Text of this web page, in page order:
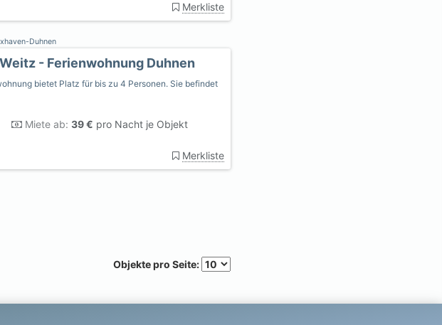
Merkliste
Duhnen
- Ferienwohnung Duhnen
bietet Platz für bis zu 4 Personen. Sie befindet
Miete ab: 39 € pro Nacht je Objekt
Merkliste
Objekte pro Seite: